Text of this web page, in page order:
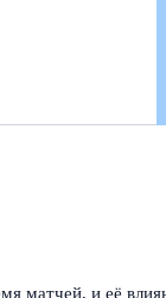
матчей, и её